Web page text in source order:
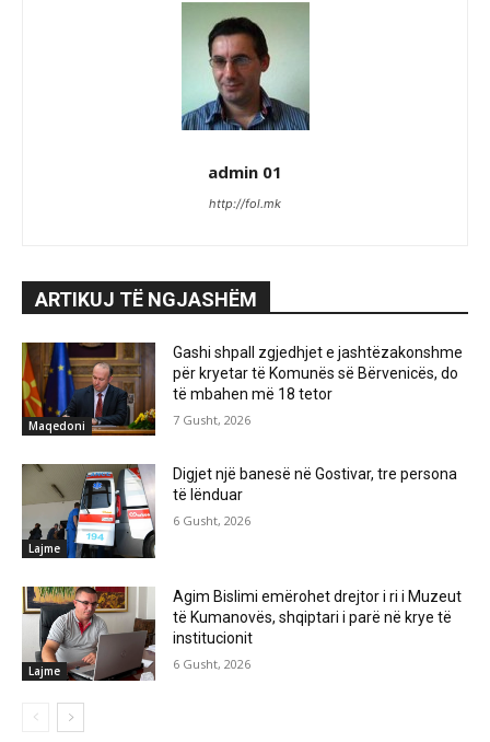
admin 01
http://fol.mk
ARTIKUJ TË NGJASHËM
Maqedoni
Gashi shpall zgjedhjet e jashtëzakonshme
për kryetar të Komunës së Bërvenicës, do
të mbahen më 18 tetor
7 Gusht, 2026
Lajme
Digjet një banesë në Gostivar, tre persona
të lënduar
6 Gusht, 2026
Lajme
Agim Bislimi emërohet drejtor i ri i Muzeut
të Kumanovës, shqiptari i parë në krye të
institucionit
6 Gusht, 2026